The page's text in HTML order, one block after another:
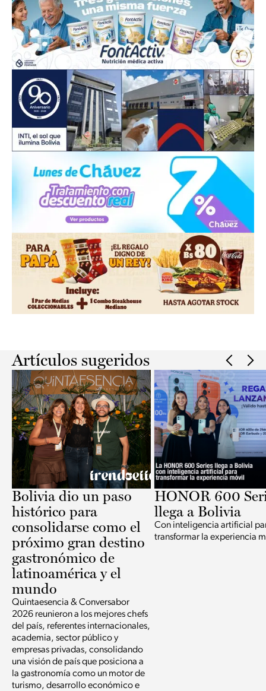
Artículos sugeridos
Bolivia dio un paso
histórico para
consolidarse como el
próximo gran destino
gastronómico de
latinoamérica y el
mundo
Quintaesencia & Conversabor
2026 reunieron a los mejores chefs
del país, referentes internacionales,
academia, sector público y
empresas privadas, consolidando
una visión de país que posiciona a
la gastronomía como un motor de
turismo, desarrollo económico e
HONOR 600
llega a Bolivia
Con inteligencia artificial
transformar la experiencia